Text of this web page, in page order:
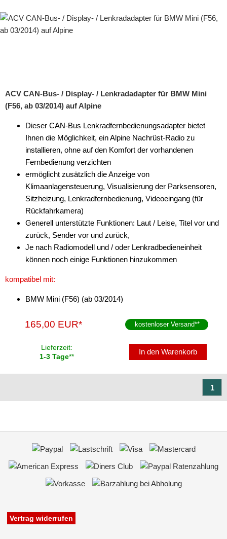
ACV CAN-Bus- / Display- / Lenkradadapter für BMW Mini
(F56, ab 03/2014) auf Alpine
Dieser CAN-Bus Lenkradfernbedienungsadapter bietet
Ihnen die Möglichkeit, ein Alpine Nachrüst-Radio zu
installieren, ohne auf den Komfort der vorhandenen
Fernbedienung verzichten
ermöglicht zusätzlich die Anzeige von
Klimaanlagensteuerung, Visualisierung der Parksensoren,
Sitzheizung, Lenkradfernbedienung, Videoeingang (für
Rückfahrkamera)
Generell unterstützte Funktionen: Laut / Leise, Titel vor und
zurück, Sender vor und zurück,
Je nach Radiomodell und / oder Lenkradbedieneinheit
können noch einige Funktionen hinzukommen
kompatibel mit:
BMW Mini (F56) (ab 03/2014)
165,00 EUR* kostenloser Versand**
Lieferzeit:
1-3 Tage**
In den Warenkorb
1
Vertrag widerrufen